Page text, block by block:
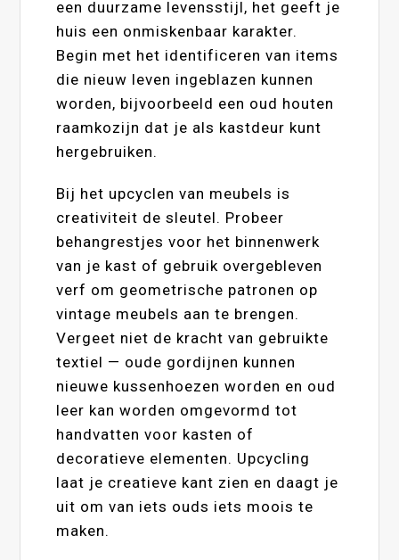
een duurzame levensstijl, het geeft je
huis een onmiskenbaar karakter.
Begin met het identificeren van items
die nieuw leven ingeblazen kunnen
worden, bijvoorbeeld een oud houten
raamkozijn dat je als kastdeur kunt
hergebruiken.
Bij het upcyclen van meubels is
creativiteit de sleutel. Probeer
behangrestjes voor het binnenwerk
van je kast of gebruik overgebleven
verf om geometrische patronen op
vintage meubels aan te brengen.
Vergeet niet de kracht van gebruikte
textiel — oude gordijnen kunnen
nieuwe kussenhoezen worden en oud
leer kan worden omgevormd tot
handvatten voor kasten of
decoratieve elementen. Upcycling
laat je creatieve kant zien en daagt je
uit om van iets ouds iets moois te
maken.